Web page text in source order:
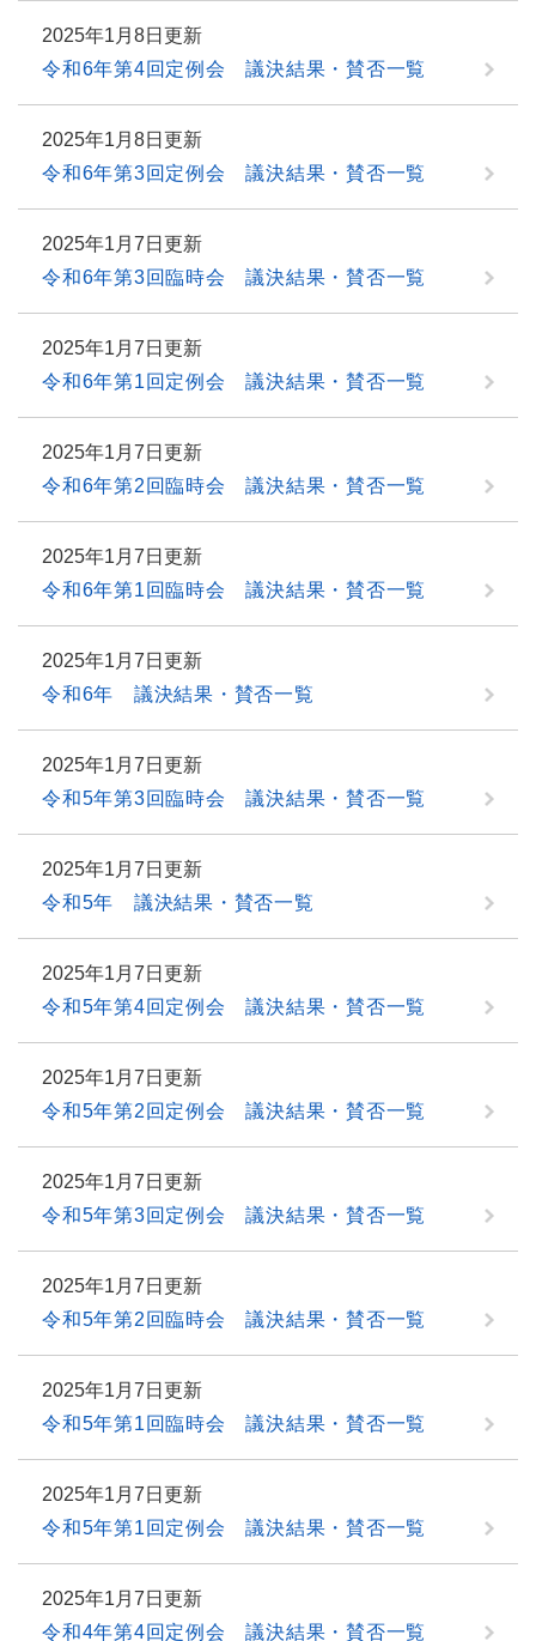
2025年1月8日更新
令和6年第4回定例会 議決結果・賛否一覧
2025年1月8日更新
令和6年第3回定例会 議決結果・賛否一覧
2025年1月7日更新
令和6年第3回臨時会 議決結果・賛否一覧
2025年1月7日更新
令和6年第1回定例会 議決結果・賛否一覧
2025年1月7日更新
令和6年第2回臨時会 議決結果・賛否一覧
2025年1月7日更新
令和6年第1回臨時会 議決結果・賛否一覧
2025年1月7日更新
令和6年 議決結果・賛否一覧
2025年1月7日更新
令和5年第3回臨時会 議決結果・賛否一覧
2025年1月7日更新
令和5年 議決結果・賛否一覧
2025年1月7日更新
令和5年第4回定例会 議決結果・賛否一覧
2025年1月7日更新
令和5年第2回定例会 議決結果・賛否一覧
2025年1月7日更新
令和5年第3回定例会 議決結果・賛否一覧
2025年1月7日更新
令和5年第2回臨時会 議決結果・賛否一覧
2025年1月7日更新
令和5年第1回臨時会 議決結果・賛否一覧
2025年1月7日更新
令和5年第1回定例会 議決結果・賛否一覧
2025年1月7日更新
令和4年第4回定例会 議決結果・賛否一覧